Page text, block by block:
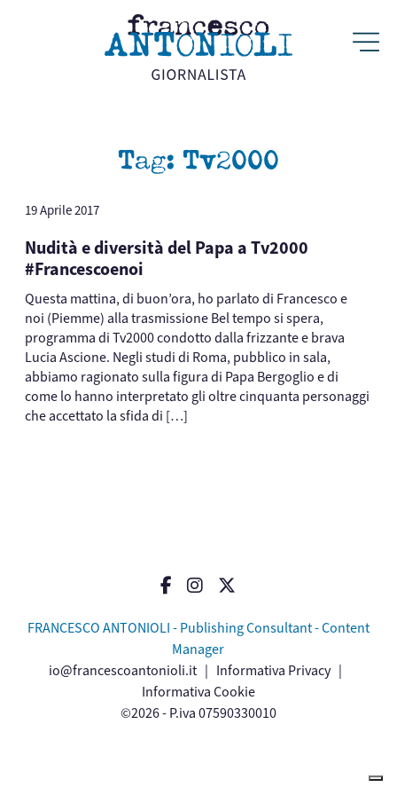
Tag: Tv2000
19 Aprile 2017
Nudità e diversità del Papa a Tv2000
#Francescoenoi
Questa mattina, di buon’ora, ho parlato di Francesco e
noi (Piemme) alla trasmissione Bel tempo si spera,
programma di Tv2000 condotto dalla frizzante e brava
Lucia Ascione. Negli studi di Roma, pubblico in sala,
abbiamo ragionato sulla figura di Papa Bergoglio e di
come lo hanno interpretato gli oltre cinquanta personaggi
che accettato la sfida di […]
FRANCESCO ANTONIOLI - Publishing Consultant - Content
Manager
io@francescoantonioli.it | Informativa Privacy|
Informativa Cookie
©2026 - P.iva 07590330010